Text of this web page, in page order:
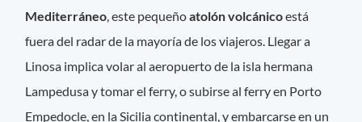
Mediterráneo, este pequeñoatolón volcánicoestá
fuera del radar de la mayoría de los viajeros. Llegar a
Linosa implica volar al aeropuerto de la isla hermana
Lampedusa y tomar el ferry, o subirse al ferry en Porto
Empedocle, en la Sicilia continental, y embarcarse en un